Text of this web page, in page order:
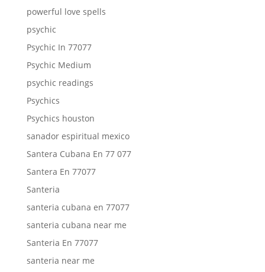
powerful love spells
psychic
Psychic In 77077
Psychic Medium
psychic readings
Psychics
Psychics houston
sanador espiritual mexico
Santera Cubana En 77 077
Santera En 77077
Santeria
santeria cubana en 77077
santeria cubana near me
Santeria En 77077
santeria near me